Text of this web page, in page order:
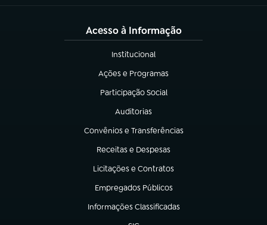
Acesso à Informação
Institucional
(abre em nova aba)
Ações e Programas
(abre em nova aba)
Participação Social
(abre em nova aba)
Auditorias
(abre em nova aba)
Convênios e Transferências
(abre em nova aba)
Receitas e Despesas
(abre em nova aba)
Licitações e Contratos
(abre em nova aba)
Empregados Públicos
(abre em nova aba)
Informações Classificadas
(abre em nova aba)